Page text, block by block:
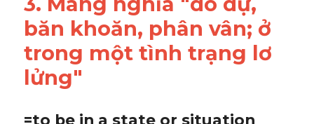
băn khoăn, phân vân; ở
trong một tình trạng lơ
lửng"
=to be in a state or situation